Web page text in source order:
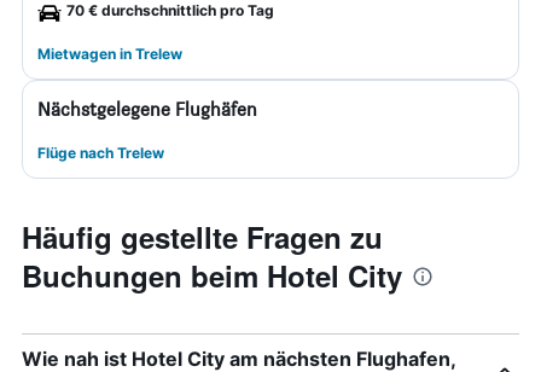
70 € durchschnittlich pro Tag
Mietwagen in Trelew
Nächstgelegene Flughäfen
Flüge nach Trelew
Häufig gestellte Fragen zu
Buchungen beim Hotel City
Wie nah ist Hotel City am nächsten Flughafen,